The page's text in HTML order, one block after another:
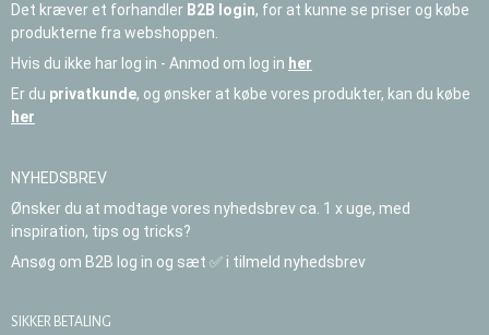
Det kræver et forhandler B2B login, for at kunne se priser og købe
produkterne fra webshoppen.
Hvis du ikke har log in - Anmod om log in her
Er du privatkunde, og ønsker at købe vores produkter, kan du købe
her
NYHEDSBREV
Ønsker du at modtage vores nyhedsbrev ca. 1 x uge, med
inspiration, tips og tricks?
Ansøg om B2B log in og sæt ✅ i tilmeld nyhedsbrev
SIKKER BETALING